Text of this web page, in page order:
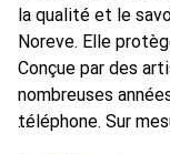
la qualité et le
Noreve. Elle
Conçue par des
nombreuses
téléphone. Sur